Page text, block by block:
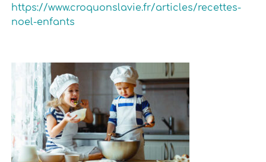
https://www.croquonslavie.fr/articles/recettes-
noel-enfants